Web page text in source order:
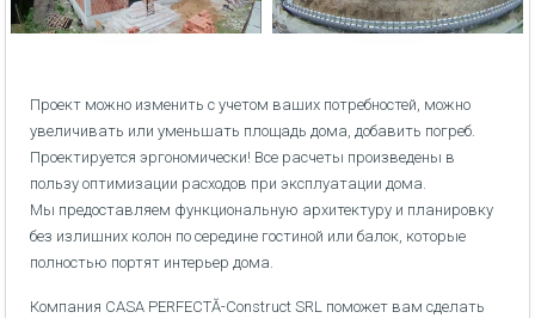
Проект можно изменить с учетом ваших потребностей, можно
увеличивать или уменьшать площадь дома, добавить погреб.
Проектируется эргономически! Все расчеты произведены в
пользу оптимизации расходов при эксплуатации дома.
Мы предоставляем функциональную архитектуру и планировку
без излишних колон по середине гостиной или балок, которые
полностью портят интерьер дома.
Компания CASA PERFECTĂ-Construct SRL поможет вам сделать